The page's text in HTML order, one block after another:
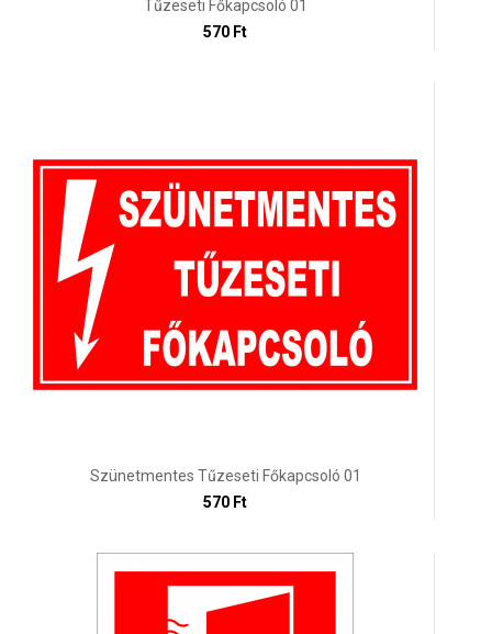
Tűzeseti Főkapcsoló 01
570 Ft
Szünetmentes Tűzeseti Főkapcsoló 01
570 Ft